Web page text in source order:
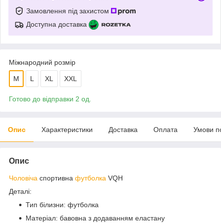
Замовлення під захистом
Доступна доставка
Міжнародний розмір
M L XL XXL
Готово до відправки 2 од.
Опис Характеристики Доставка Оплата Умови
Опис
Чоловіча спортивна футболка VQH
Деталі:
Тип білизни: футболка
Матеріал: бавовна з додаванням еластану